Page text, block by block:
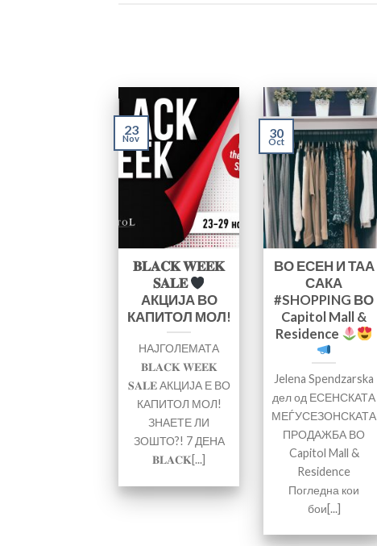
𝐁𝐋𝐀𝐂𝐊 𝐖𝐄𝐄𝐊
𝐒𝐀𝐋𝐄
АКЦИЈА ВО
КАПИТОЛ МОЛ!
НАЈГОЛЕМАТА
𝐁𝐋𝐀𝐂𝐊 𝐖𝐄𝐄𝐊
𝐒𝐀𝐋𝐄 АКЦИЈА Е ВО
КАПИТОЛ МОЛ!
ЗНАЕТЕ ЛИ
ЗОШТО?! 7 ДЕНА
𝐁𝐋𝐀𝐂𝐊[...]
23
Nov
ВО ЕСЕН И ТАА
САКА
#SHOPPING ВО
Capitol Mall &
Residence
Jelena Spendzarska
дел од ЕСЕНСКАТА
МЕЃУСЕЗОНСКАТА
ПРОДАЖБА ВО
Capitol Mall &
Residence
Погледна кои
бои[...]
30
Oct